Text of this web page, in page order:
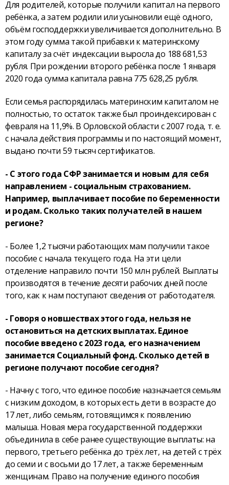
Для родителей, которые получили капитал на первого
ребёнка, а затем родили или усыновили ещё одного,
объём господдержки увеличивается дополнительно. В
этом году сумма такой прибавки к материнскому
капиталу за счёт индексации выросла до 188 681,53
рубля. При рождении второго ребёнка после 1 января
2020 года сумма капитала равна 775 628,25 рубля.
Если семья распорядилась материнским капиталом не
полностью, то остаток также был проиндексирован с
февраля на 11,9%. В Орловской области с 2007 года, т. е.
с начала действия программы и по настоящий момент,
выдано почти 59 тысяч сертификатов.
- С этого года СФР занимается и новым для себя
направлением - социальным страхованием.
Например, выплачивает пособие по беременности
и родам. Сколько таких получателей в нашем
регионе?
- Более 1,2 тысячи работающих мам получили такое
пособие с начала текущего года. На эти цели
отделение направило почти 150 млн рублей. Выплаты
производятся в течение десяти рабочих дней после
того, как к нам поступают сведения от работодателя.
- Говоря о новшествах этого года, нельзя не
остановиться на детских выплатах. Единое
пособие введено с 2023 года, его назначением
занимается Социальный фонд. Сколько детей в
регионе получают пособие сегодня?
- Начну с того, что единое пособие назначается семьям
с низким доходом, в которых есть дети в возрасте до
17 лет, либо семьям, готовящимся к появлению
малыша. Новая мера государственной поддержки
объединила в себе ранее существующие выплаты: на
первого, третьего ребёнка до трёх лет, на детей с трёх
до семи и с восьми до 17 лет, а также беременным
женщинам. Право на получение единого пособия